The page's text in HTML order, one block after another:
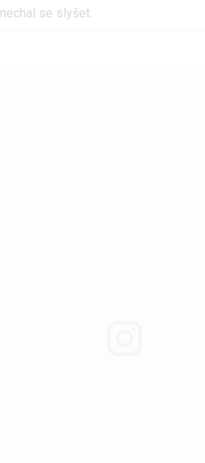
nechal se slyšet.